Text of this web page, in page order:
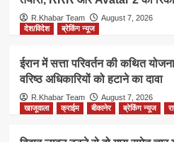
R.Khabar Team
August 7, 2026
देश/विदेश
ब्रेकिंग न्यूज
ईरान में सत्ता परिवर्तन की कथित
वरिष्ठ अधिकारियों को हटाने का दावा
R.Khabar Team
August 7, 2026
खाजूवाला
क्राईम बीकानेर ब्रेकिंग न्यूज